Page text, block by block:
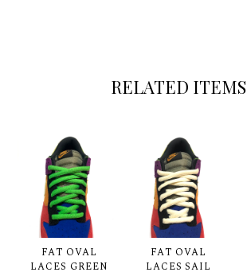
RELATED ITEMS
FAT OVAL
LACES GREEN
FAT OVAL
LACES SAIL